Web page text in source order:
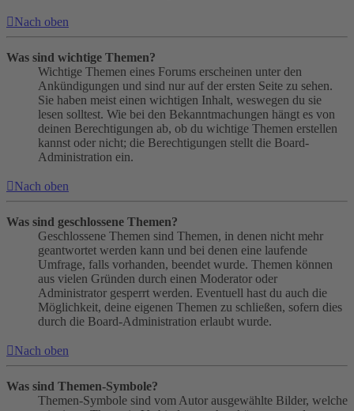
Nach oben
Was sind wichtige Themen?
Wichtige Themen eines Forums erscheinen unter den
Ankündigungen und sind nur auf der ersten Seite zu sehen.
Sie haben meist einen wichtigen Inhalt, weswegen du sie
lesen solltest. Wie bei den Bekanntmachungen hängt es von
deinen Berechtigungen ab, ob du wichtige Themen erstellen
kannst oder nicht; die Berechtigungen stellt die Board-
Administration ein.
Nach oben
Was sind geschlossene Themen?
Geschlossene Themen sind Themen, in denen nicht mehr
geantwortet werden kann und bei denen eine laufende
Umfrage, falls vorhanden, beendet wurde. Themen können
aus vielen Gründen durch einen Moderator oder
Administrator gesperrt werden. Eventuell hast du auch die
Möglichkeit, deine eigenen Themen zu schließen, sofern dies
durch die Board-Administration erlaubt wurde.
Nach oben
Was sind Themen-Symbole?
Themen-Symbole sind vom Autor ausgewählte Bilder, welche